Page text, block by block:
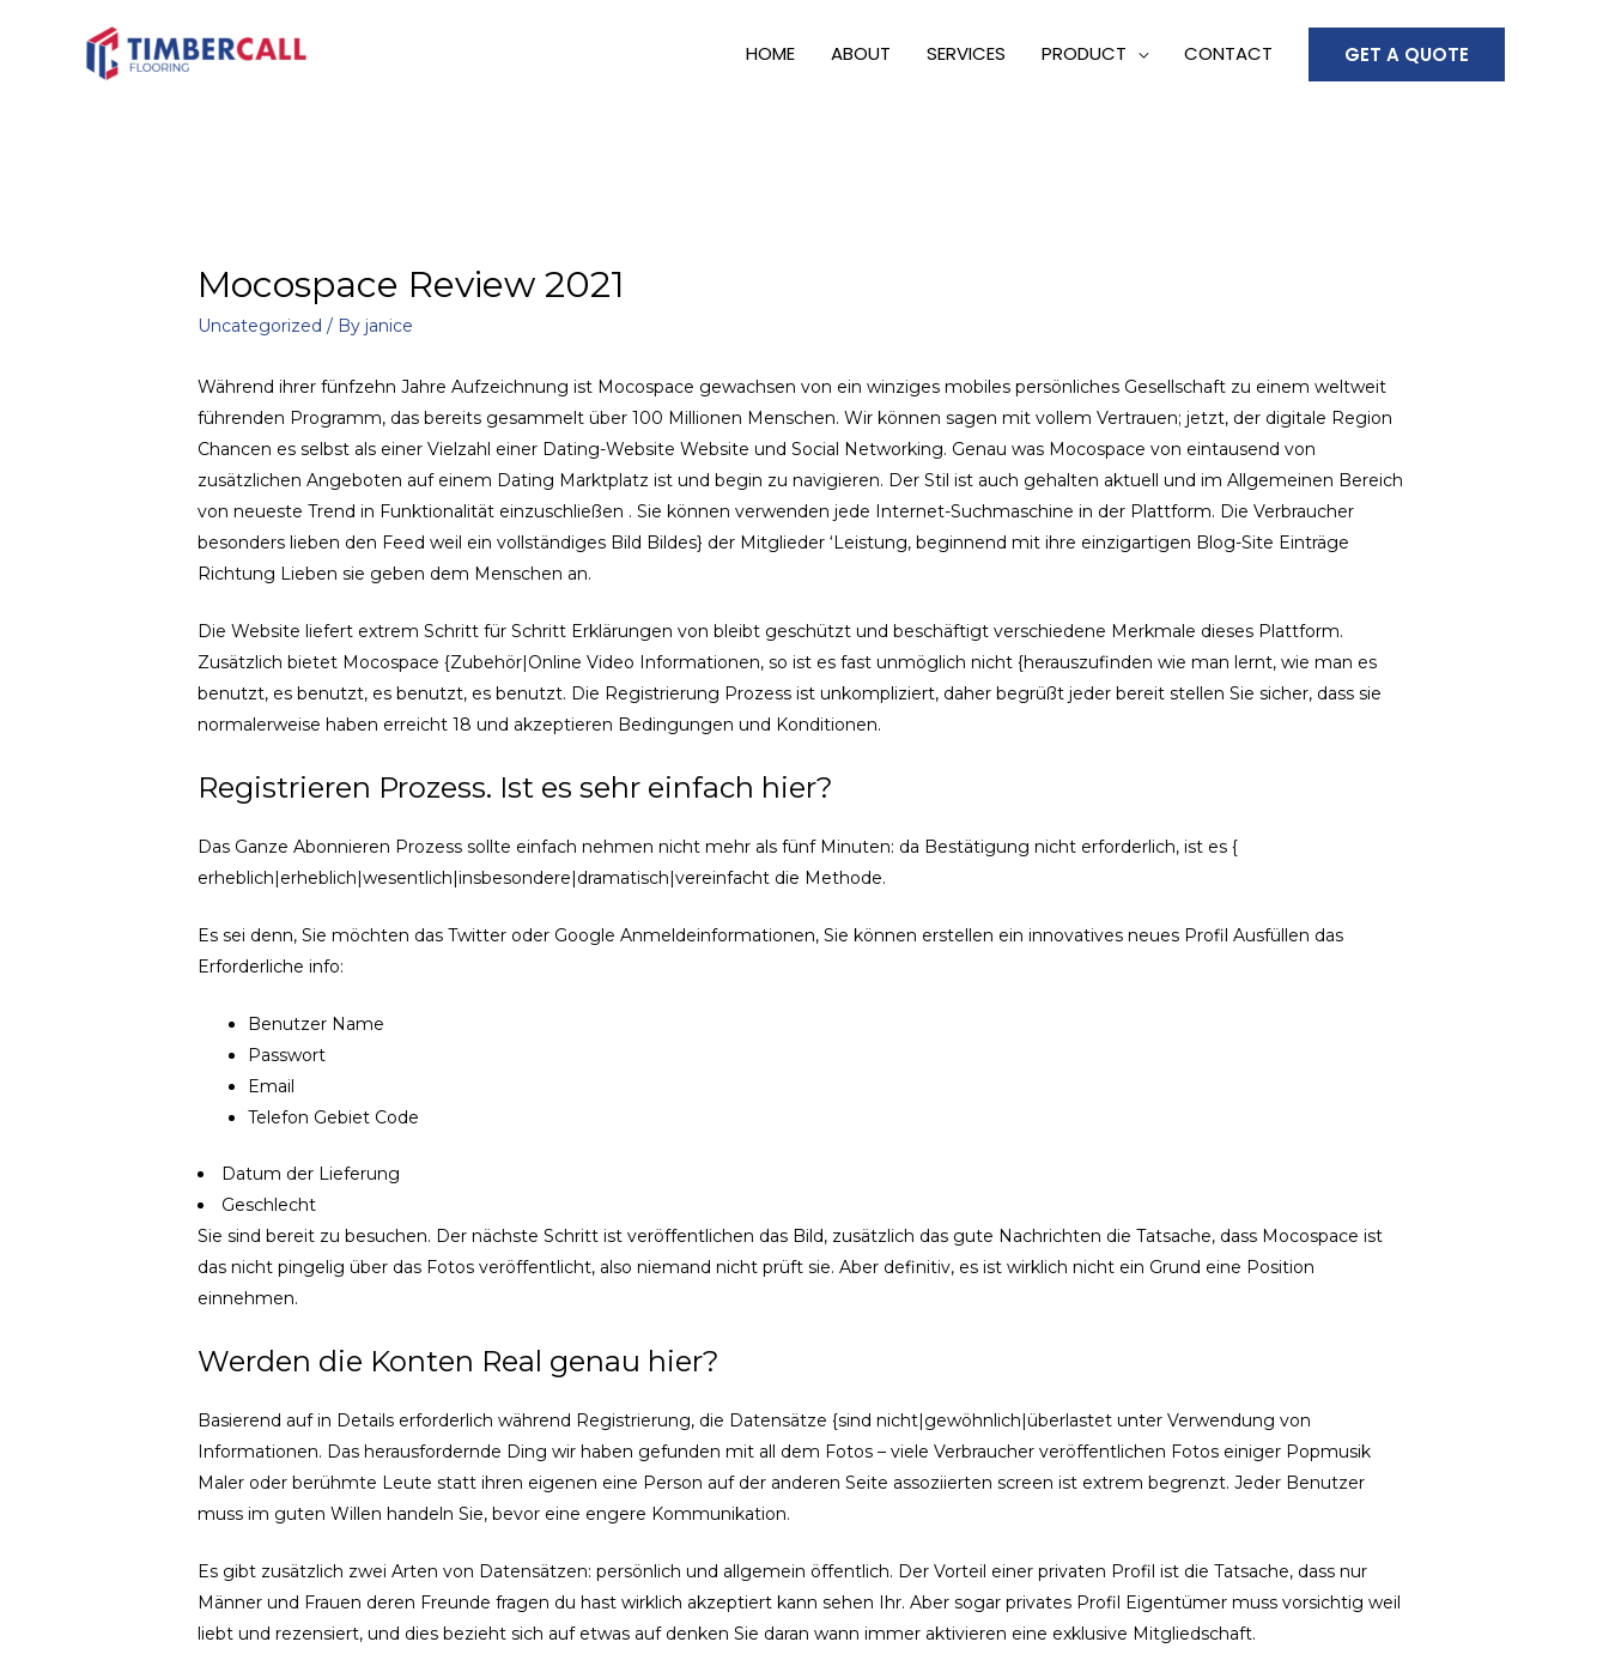
HOME ABOUT SERVICES PRODUCT CONTACT GET A QUOTE
Mocospace Review 2021
Uncategorized / By janice
Während ihrer fünfzehn Jahre Aufzeichnung ist Mocospace gewachsen von ein winziges mobiles persönliches Gesellschaft zu einem weltweit
führenden Programm, das bereits gesammelt über 100 Millionen Menschen. Wir können sagen mit vollem Vertrauen; jetzt, der digitale Region
Chancen es selbst als einer Vielzahl einer Dating-Website Website und Social Networking. Genau was Mocospace von eintausend von
zusätzlichen Angeboten auf einem Dating Marktplatz ist und begin zu navigieren. Der Stil ist auch gehalten aktuell und im Allgemeinen Bereich
von neueste Trend in Funktionalität einzuschließen . Sie können verwenden jede Internet-Suchmaschine in der Plattform. Die Verbraucher
besonders lieben den Feed weil ein vollständiges Bild Bildes} der Mitglieder ‘Leistung, beginnend mit ihre einzigartigen Blog-Site Einträge
Richtung Lieben sie geben dem Menschen an.
Die Website liefert extrem Schritt für Schritt Erklärungen von bleibt geschützt und beschäftigt verschiedene Merkmale dieses Plattform.
Zusätzlich bietet Mocospace {Zubehör|Online Video Informationen, so ist es fast unmöglich nicht {herauszufinden wie man lernt, wie man es
benutzt, es benutzt, es benutzt, es benutzt. Die Registrierung Prozess ist unkompliziert, daher begrüßt jeder bereit stellen Sie sicher, dass sie
normalerweise haben erreicht 18 und akzeptieren Bedingungen und Konditionen.
Registrieren Prozess. Ist es sehr einfach hier?
Das Ganze Abonnieren Prozess sollte einfach nehmen nicht mehr als fünf Minuten: da Bestätigung nicht erforderlich, ist es {
erheblich|erheblich|wesentlich|insbesondere|dramatisch|vereinfacht die Methode.
Es sei denn, Sie möchten das Twitter oder Google Anmeldeinformationen, Sie können erstellen ein innovatives neues Profil Ausfüllen das
Erforderliche info:
Benutzer Name
Passwort
Email
Telefon Gebiet Code
Datum der Lieferung
Geschlecht
Sie sind bereit zu besuchen. Der nächste Schritt ist veröffentlichen das Bild, zusätzlich das gute Nachrichten die Tatsache, dass Mocospace ist
das nicht pingelig über das Fotos veröffentlicht, also niemand nicht prüft sie. Aber definitiv, es ist wirklich nicht ein Grund eine Position
einnehmen.
Werden die Konten Real genau hier?
Basierend auf in Details erforderlich während Registrierung, die Datensätze {sind nicht|gewöhnlich|überlastet unter Verwendung von
Informationen. Das herausfordernde Ding wir haben gefunden mit all dem Fotos – viele Verbraucher veröffentlichen Fotos einiger Popmusik
Maler oder berühmte Leute statt ihren eigenen eine Person auf der anderen Seite assoziierten screen ist extrem begrenzt. Jeder Benutzer
muss im guten Willen handeln Sie, bevor eine engere Kommunikation.
Es gibt zusätzlich zwei Arten von Datensätzen: persönlich und allgemein öffentlich. Der Vorteil einer privaten Profil ist die Tatsache, dass nur
Männer und Frauen deren Freunde fragen du hast wirklich akzeptiert kann sehen Ihr. Aber sogar privates Profil Eigentümer muss vorsichtig weil
liebt und rezensiert, und dies bezieht sich auf etwas auf denken Sie daran wann immer aktivieren eine exklusive Mitgliedschaft.